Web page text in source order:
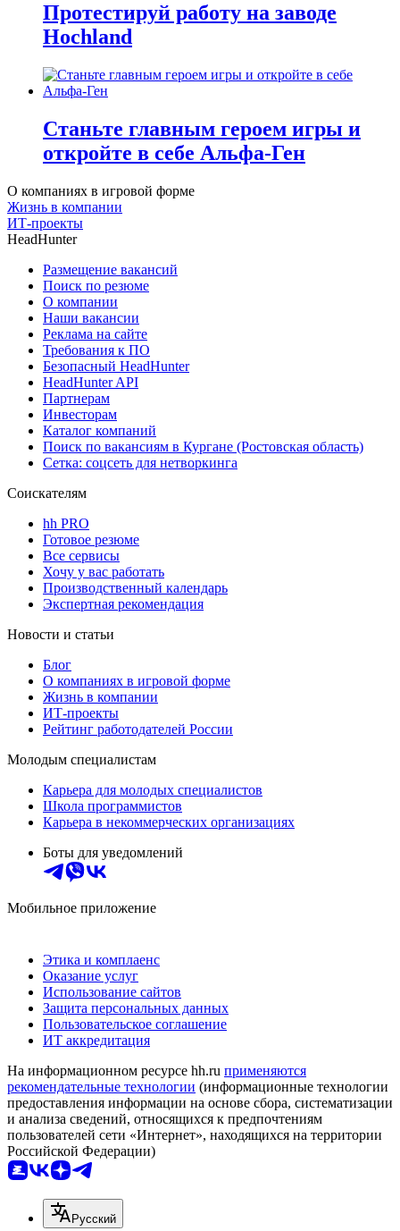
Протестируй работу на заводе
Hochland
Станьте главным героем игры и
откройте в себе Альфа-Ген
О компаниях в игровой форме
Жизнь в компании
ИТ-проекты
HeadHunter
Размещение вакансий
Поиск по резюме
О компании
Наши вакансии
Реклама на сайте
Требования к ПО
Безопасный HeadHunter
HeadHunter API
Партнерам
Инвесторам
Каталог компаний
Поиск по вакансиям в Кургане (Ростовская область)
Сетка: соцсеть для нетворкинга
Соискателям
hh PRO
Готовое резюме
Все сервисы
Хочу у вас работать
Производственный календарь
Экспертная рекомендация
Новости и статьи
Блог
О компаниях в игровой форме
Жизнь в компании
ИТ-проекты
Рейтинг работодателей России
Молодым специалистам
Карьера для молодых специалистов
Школа программистов
Карьера в некоммерческих организациях
Боты для уведомлений
Мобильное приложение
Этика и комплаенс
Оказание услуг
Использование сайтов
Защита персональных данных
Пользовательское соглашение
ИТ аккредитация
На информационном ресурсе hh.ru применяются
рекомендательные технологии (информационные технологии
предоставления информации на основе сбора, систематизации
и анализа сведений, относящихся к предпочтениям
пользователей сети «Интернет», находящихся на территории
Российской Федерации)
Русский